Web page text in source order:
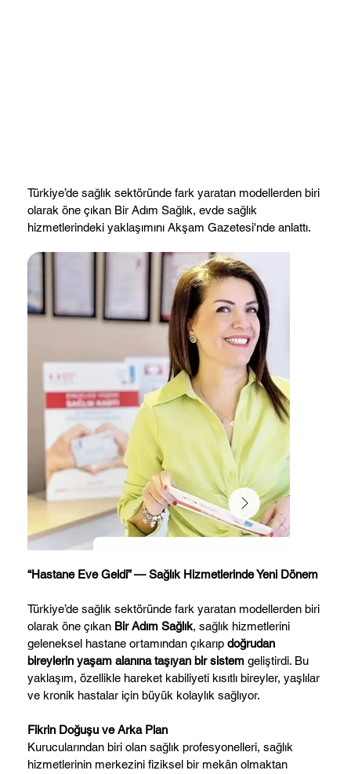
Türkiye’de sağlık sektöründe fark yaratan modellerden biri
olarak öne çıkan Bir Adım Sağlık, evde sağlık
hizmetlerindeki yaklaşımını Akşam Gazetesi'nde anlattı.
“Hastane Eve Geldi” — Sağlık Hizmetlerinde Yeni Dönem
Türkiye’de sağlık sektöründe fark yaratan modellerden biri
olarak öne çıkan Bir Adım Sağlık, sağlık hizmetlerini
geleneksel hastane ortamından çıkarıpdoğrudan
bireylerin yaşam alanına taşıyan bir sistem geliştirdi. Bu
yaklaşım, özellikle hareket kabiliyeti kısıtlı bireyler, yaşlılar
ve kronik hastalar için büyük kolaylık sağlıyor.
Fikrin Doğuşu ve Arka Plan
Kurucularından biri olan sağlık profesyonelleri, sağlık
hizmetlerinin merkezini fiziksel bir mekân olmaktan